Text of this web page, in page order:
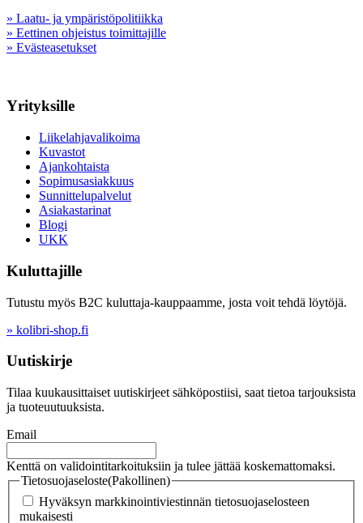
» Laatu- ja ympäristöpolitiikka
» Eettinen ohjeistus toimittajille
» Evästeasetukset
Yrityksille
Liikelahjavalikoima
Kuvastot
Ajankohtaista
Sopimusasiakkuus
Sunnittelupalvelut
Asiakastarinat
Blogi
UKK
Kuluttajille
Tutustu myös B2C kuluttaja-kauppaamme, josta voit tehdä löytöjä.
» kolibri-shop.fi
Uutiskirje
Tilaa kuukausittaiset uutiskirjeet sähköpostiisi, saat tietoa tarjouksista
ja tuoteuutuuksista.
Email
Kenttä on validointitarkoituksiin ja tulee jättää koskemattomaksi.
Tietosuojaseloste(Pakollinen)
Hyväksyn markkinointiviestinnän tietosuojaselosteen
mukaisesti